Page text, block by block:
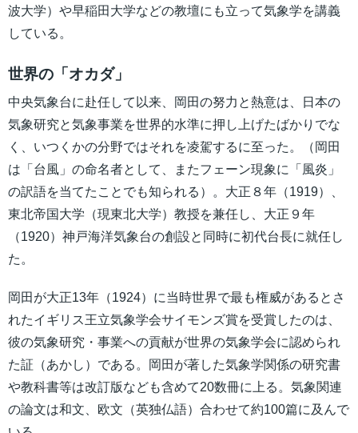
波大学）や早稲田大学などの教壇にも立って気象学を講義
している。
世界の「オカダ」
中央気象台に赴任して以来、岡田の努力と熱意は、日本の
気象研究と気象事業を世界的水準に押し上げたばかりでな
く、いつくかの分野ではそれを凌駕するに至った。（岡田
は「台風」の命名者として、またフェーン現象に「風炎」
の訳語を当てたことでも知られる）。大正８年（1919）、
東北帝国大学（現東北大学）教授を兼任し、大正９年
（1920）神戸海洋気象台の創設と同時に初代台長に就任し
た。
岡田が大正13年（1924）に当時世界で最も権威があるとさ
れたイギリス王立気象学会サイモンズ賞を受賞したのは、
彼の気象研究・事業への貢献が世界の気象学会に認められ
た証（あかし）である。岡田が著した気象学関係の研究書
や教科書等は改訂版なども含めて20数冊に上る。気象関連
の論文は和文、欧文（英独仏語）合わせて約100篇に及んで